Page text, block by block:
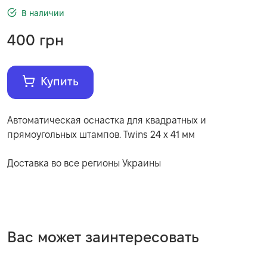
В наличии
400 грн
Купить
Автоматическая оснастка для квадратных и
прямоугольных штампов. Twins 24 х 41 мм
Доставка во все регионы Украины
Вас может заинтересовать